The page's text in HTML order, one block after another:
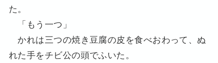
た。
「もう一つ」
かれは三つの焼き豆腐の皮を食べおわって、ぬ
れた手をチビ公の頭でふいた。